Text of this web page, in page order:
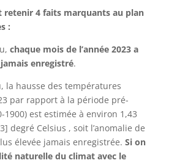
retenir 4 faits marquants au plan
:
chaque mois de l’année 2023 a
enregistré.
la hausse des températures
par rapport à la période pré-
est estimée à environ 1,43
degré Celsius , soit l’anomalie de
élevée jamais enregistrée. Si on
naturelle du climat avec le